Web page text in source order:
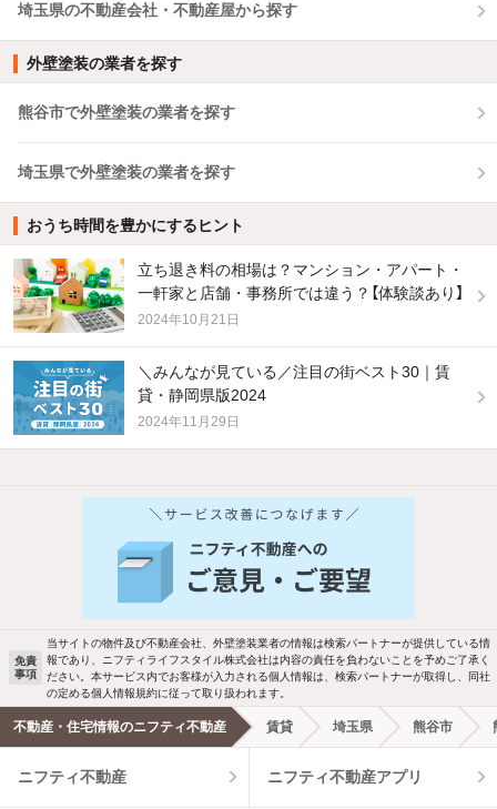
埼玉県の不動産会社・不動産屋から探す
外壁塗装の業者を探す
熊谷市で外壁塗装の業者を探す
埼玉県で外壁塗装の業者を探す
おうち時間を豊かにするヒント
立ち退き料の相場は？マンション・アパート・
一軒家と店舗・事務所では違う？【体験談あり】
2024年10月21日
＼みんなが見ている／注目の街ベスト30｜賃
貸・静岡県版2024
2024年11月29日
免責
事項
当サイトの物件及び不動産会社、外壁塗装業者の情報は検索パートナーが提供している情
報であり、ニフティライフスタイル株式会社は内容の責任を負わないことを予めご了承く
ださい。本サービス内でお客様が入力される個人情報は、検索パートナーが取得し、同社
の定める個人情報規約に従って取り扱われます。
不動産・住宅情報のニフティ不動産 賃貸 埼玉県 熊谷市
ニフティ不動産 ニフティ不動産アプリ